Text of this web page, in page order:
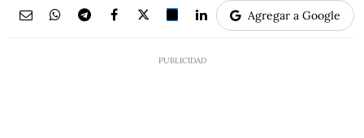
Agregar a Google